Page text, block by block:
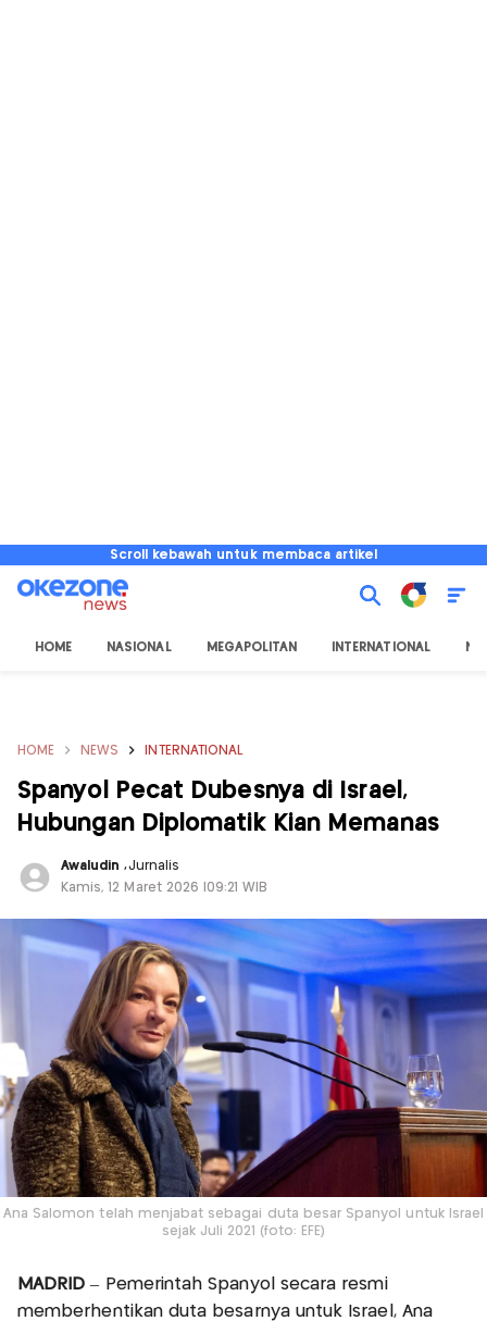
Scroll kebawah untuk membaca artikel
HOME NASIONAL MEGAPOLITAN INTERNATIONAL
HOME NEWS INTERNATIONAL
Spanyol Pecat Dubesnya di Israel,
Hubungan Diplomatik Kian Memanas
Awaludin,Jurnalis
Kamis, 12 Maret 2026 |09:21 WIB
Ana Salomon telah menjabat sebagai duta besar Spanyol untuk Israel
sejak Juli 2021 (foto: EFE)
MADRID – Pemerintah Spanyol secara resmi
memberhentikan duta besarnya untuk Israel, Ana